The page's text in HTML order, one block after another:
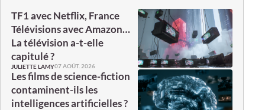
TF1 avec Netflix, France
Télévisions avec Amazon…
La télévision a-t-elle
capitulé ?
JULIETTE LAMY07 AOÛT. 2026
Les films de science-fiction
contaminent-ils les
intelligences artificielles ?